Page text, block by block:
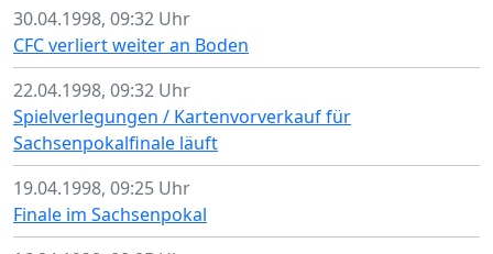
30.04.1998, 09:32 Uhr
CFC verliert weiter an Boden
22.04.1998, 09:32 Uhr
Spielverlegungen / Kartenvorverkauf für
Sachsenpokalfinale läuft
19.04.1998, 09:25 Uhr
Finale im Sachsenpokal